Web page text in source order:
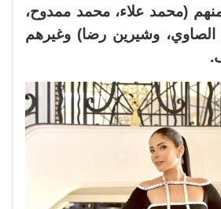
(محمد علاء، محمد ممدوح،
الصاوي، وشيرين رضا) وغيرهم